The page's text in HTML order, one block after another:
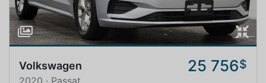
Volkswagen 25 756$
2020 · Passat